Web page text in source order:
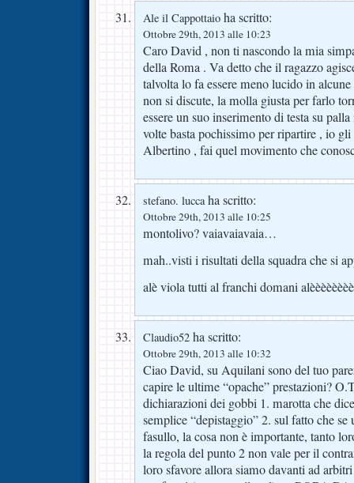
Ale il Cappottaio ha scritto:
Ottobre 29th, 2013 alle 10:23
Caro David , non ti nascondo la mia
della Roma . Va detto che il ragazzo
talvolta lo fa essere meno lucido in
non si discute, la molla giusta per farlo
essere un suo inserimento di testa su
volte basta pochissimo per ripartire , io
Albertino , fai quel movimento che
stefano. luccaha scritto:
Ottobre 29th, 2013 alle 10:25
montolivo? vaiavaiavaia…
mah..visti i risultati della squadra che si
alè viola tutti al franchi domani alèèèèèèèè
Claudio52 ha scritto:
Ottobre 29th, 2013 alle 10:32
Ciao David, su Aquilani sono del tuo
capire le ultime “opache” prestazioni?
dichiarazioni dei gobbi 1. marotta che
semplice “depistaggio” 2. sul fatto che
fasullo, la cosa non è importante, tanto
la regola del punto 2 non vale per il
loro sfavore allora siamo davanti ad